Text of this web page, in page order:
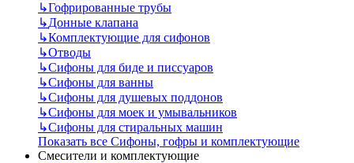
↳Гофрированные трубы
↳Донные клапана
↳Комплектующие для сифонов
↳Отводы
↳Сифоны для биде и писсуаров
↳Сифоны для ванны
↳Сифоны для душевых поддонов
↳Сифоны для моек и умывальников
↳Сифоны для стиральных машин
Показать все Сифоны, гофры и комплектующие
Смесители и комплектующие